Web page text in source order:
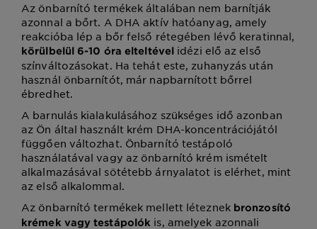
Az önbarnító termékek általában nem barnítják
azonnal a bőrt. A DHA aktív hatóanyag, amely
reakcióba lép a bőr felső rétegében lévő keratinnal,
körülbelül 6-10 óra elteltével idézi elő az első
színváltozásokat. Ha tehát este, zuhanyzás után
használ önbarnítót, már napbarnított bőrrel
ébredhet.
A barnulás kialakulásához szükséges idő azonban
az Ön által használt krém DHA-koncentrációjától
függően változhat. Önbarnító testápoló
használatával vagy az önbarnító krém ismételt
alkalmazásával sötétebb árnyalatot is elérhet, mint
az első alkalommal.
Az önbarnító termékek mellett léteznek bronzosító
krémek vagy testápolók is, amelyek azonnali